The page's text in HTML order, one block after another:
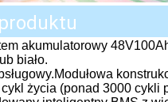
akumulatorowy
biało.
cykl życia (ponad 3000 cykli